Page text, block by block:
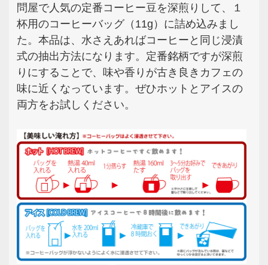
問屋で人気の定番コーヒー豆を深煎りして、１
杯用のコーヒーバッグ（11g）に詰め込みまし
た。本品は、水さえあればコーヒーと同じ浸漬
式の抽出方法になります。定番銘柄ですが深煎
りにすることで、味や香りが古き良きカフェの
味に近くなっています。ぜひホットとアイスの
両方をお試しください。